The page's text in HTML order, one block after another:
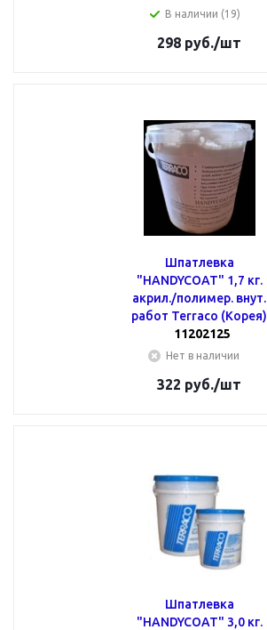
В наличии (19)
298 руб./шт
Шпатлевка
"HANDYCOAT" 1,7 кг.
акрил./полимер. внут.
работ Terraco (Корея)
11202125
Нет в наличии
322 руб./шт
Шпатлевка
"HANDYCOAT" 3,0 кг.